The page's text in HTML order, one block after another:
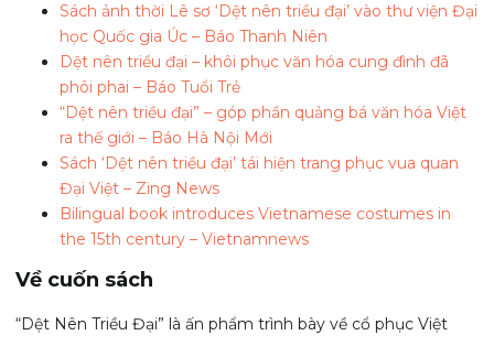
Sách ảnh thời Lê sơ ‘Dệt nên triều đại’ vào thư viện Đại
học Quốc gia Úc – Báo Thanh Niên
Dệt nên triều đại – khôi phục văn hóa cung đình đã
phôi phai – Báo Tuổi Trẻ
“Dệt nên triều đại” – góp phần quảng bá văn hóa Việt
ra thế giới – Báo Hà Nội Mới
Sách ‘Dệt nên triều đại’ tái hiện trang phục vua quan
Đại Việt – Zing News
Bilingual book introduces Vietnamese costumes in
the 15th century – Vietnamnews
Về cuốn sách
“Dệt Nên Triều Đại” là ấn phẩm trình bày về cổ phục Việt